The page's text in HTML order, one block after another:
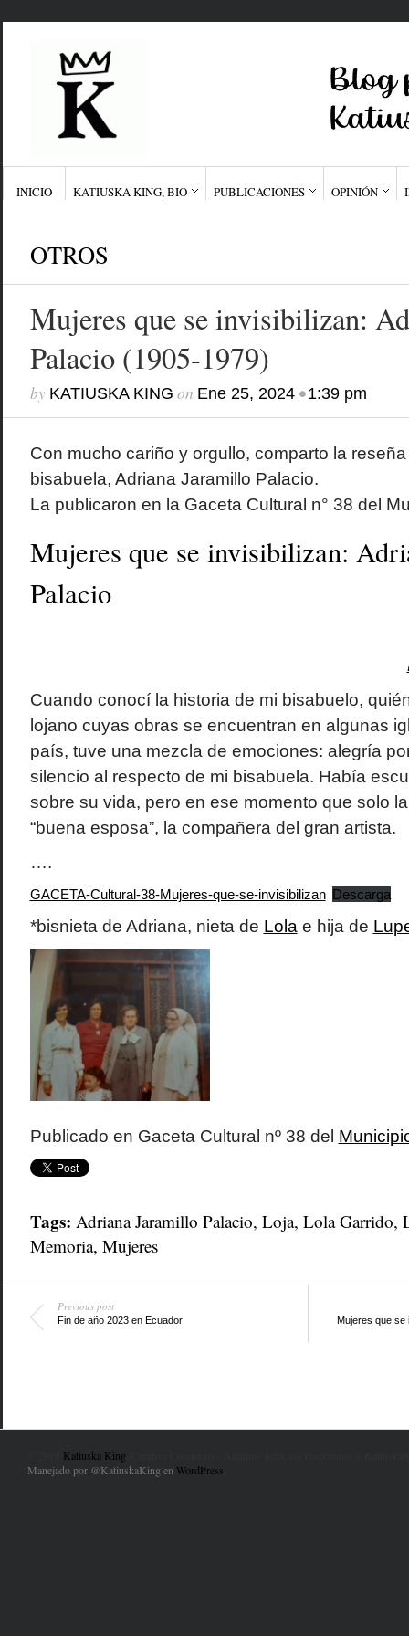
INICIO KATIUSKA KING, BIO PUBLICACIONES OPINIÓN
OTROS
Mujeres que se invisibilizan:
Palacio (1905-1979)
by KATIUSKA KING on Ene 25, 2024•1:39 pm
Con mucho cariño y orgullo, comparto la
bisabuela, Adriana Jaramillo Palacio.
La publicaron en la Gaceta Cultural n° 38 del
Mujeres que se invisibilizan:
Palacio
Cuando conocí la historia de mi bisabuelo,
lojano cuyas obras se encuentran en algunas
país, tuve una mezcla de emociones: alegría
silencio al respecto de mi bisabuela. Había
sobre su vida, pero en ese momento que solo
“buena esposa”, la compañera del gran artista.
….
GACETA-Cultural-38-Mujeres-que-se-invisibilizan Descarga
*bisnieta de Adriana, nieta de Lola e hija de
Publicado en Gaceta Cultural nº 38 del
Tags: Adriana Jaramillo Palacio, Loja, Lola Garrido,
Memoria, Mujeres
Previous post
Fin de año 2023 en Ecuador Mujeres que se
Katiuska King
Manejado por @KatiuskaKing en WordPress.